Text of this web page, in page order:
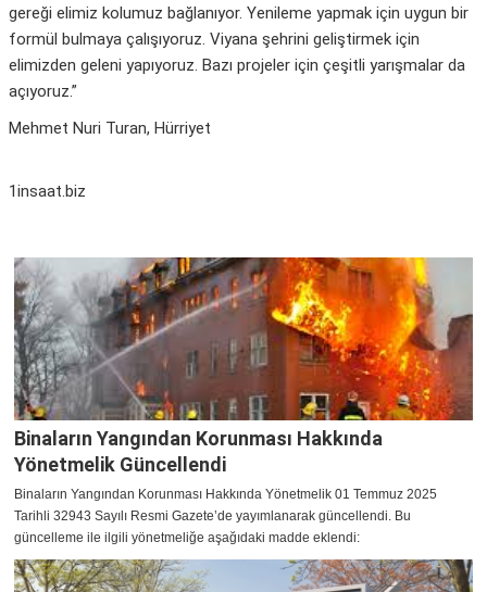
gereği elimiz kolumuz bağlanıyor. Yenileme yapmak için uygun bir
formül bulmaya çalışıyoruz. Viyana şehrini geliştirmek için
elimizden geleni yapıyoruz. Bazı projeler için çeşitli yarışmalar da
açıyoruz.”
Mehmet Nuri Turan, Hürriyet
1insaat.biz
Binaların Yangından Korunması Hakkında
Yönetmelik Güncellendi
Binaların Yangından Korunması Hakkında Yönetmelik 01 Temmuz 2025
Tarihli 32943 Sayılı Resmi Gazete’de yayımlanarak güncellendi. Bu
güncelleme ile ilgili yönetmeliğe aşağıdaki madde eklendi: